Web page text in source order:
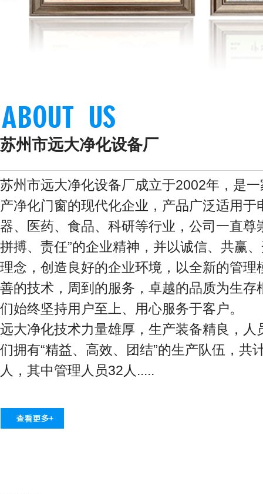
苏州市远大净化设备厂
苏州市远大净化设备厂成立于2002年，是
产净化门窗的现代化企业，产品广泛适用于
器、医药、食品、科研等行业，公司一直尊
拼搏、责任”的企业精神，并以诚信、共赢
理念，创造良好的企业环境，以全新的管理
善的技术，周到的服务，卓越的品质为生存
们始终坚持用户至上、用心服务于客户。
远大净化技术力量雄厚，生产装备精良，人
们拥有“精益、高效、团结”的生产队伍，共
人，其中管理人员32人.....